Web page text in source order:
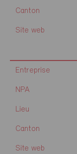
Canton
Site web
Entreprise
NPA
Lieu
Canton
Site web